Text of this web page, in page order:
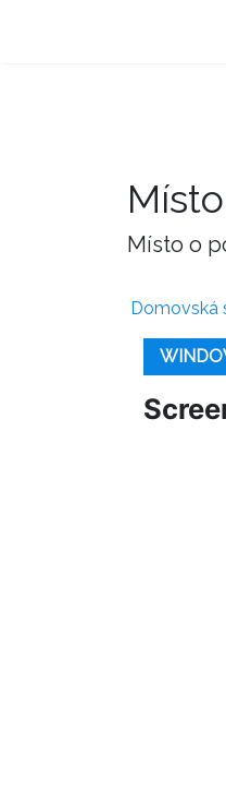
Místo o
Domovská